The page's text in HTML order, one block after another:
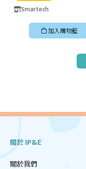
Smartech
加入購物籃
關於 IP&E
關於我們